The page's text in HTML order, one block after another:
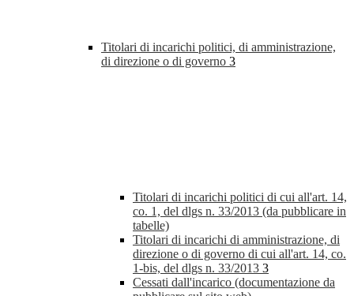
Titolari di incarichi politici, di amministrazione,
di direzione o di governo 3
Titolari di incarichi politici di cui all'art. 14,
co. 1, del dlgs n. 33/2013 (da pubblicare in
tabelle)
Titolari di incarichi di amministrazione, di
direzione o di governo di cui all'art. 14, co.
1-bis, del dlgs n. 33/2013 3
Cessati dall'incarico (documentazione da